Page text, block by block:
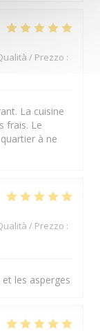
/ Prezzo :
La cuisine
frais. Le
à ne
/ Prezzo :
les asperges